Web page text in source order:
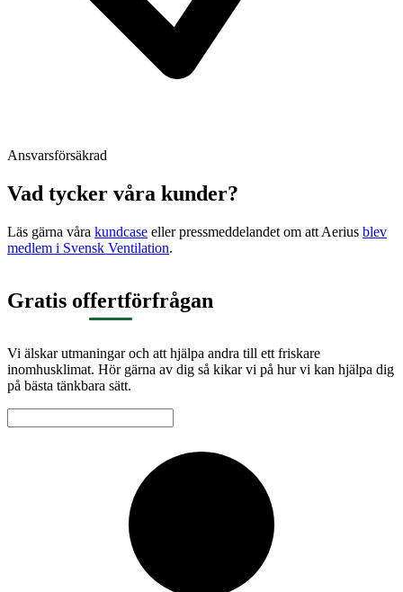
Ansvarsförsäkrad
Vad tycker våra kunder?
Läs gärna våra kundcase eller pressmeddelandet om att Aerius blev
medlem i Svensk Ventilation.
Gratis offertförfrågan
Vi älskar utmaningar och att hjälpa andra till ett friskare
inomhusklimat. Hör gärna av dig så kikar vi på hur vi kan hjälpa dig
på bästa tänkbara sätt.